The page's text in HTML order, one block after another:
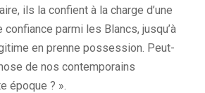
ils la confient à la charge d’une
parmi les Blancs, jusqu’à
en prenne possession. Peut-
de nos contemporains
époque ? ».